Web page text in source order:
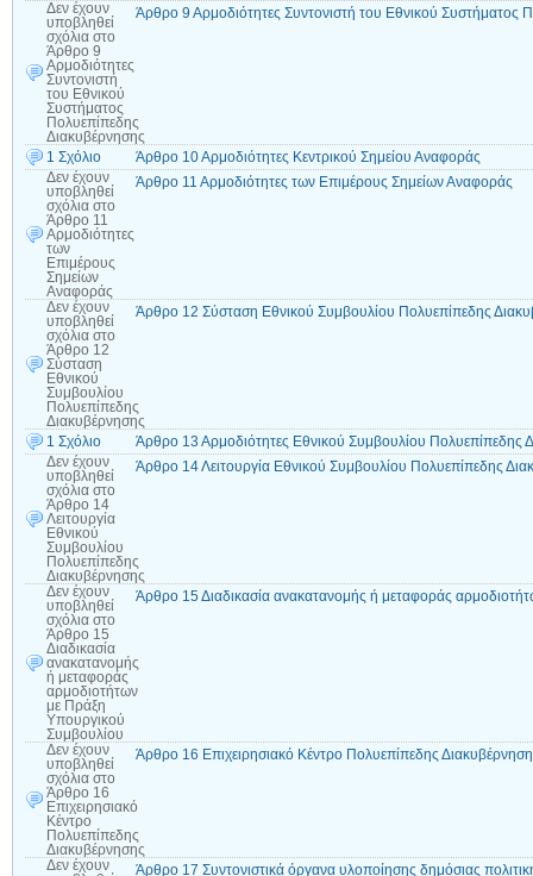
Δεν έχουν
υποβληθεί
σχόλια στο
Άρθρο 9
Αρμοδιότητες
Συντονιστή
του Εθνικού
Συστήματος
Πολυεπίπεδης
Διακυβέρνησης
Άρθρο 9 Αρμοδιότητες Συντονιστή του Εθνικού Συστήματος
1 Σχόλιο
Άρθρο 10 Αρμοδιότητες Κεντρικού Σημείου Αναφοράς
Δεν έχουν
υποβληθεί
σχόλια στο
Άρθρο 11
Αρμοδιότητες
των
Επιμέρους
Σημείων
Αναφοράς
Άρθρο 11 Αρμοδιότητες των Επιμέρους Σημείων Αναφοράς
Δεν έχουν
υποβληθεί
σχόλια στο
Άρθρο 12
Σύσταση
Εθνικού
Συμβουλίου
Πολυεπίπεδης
Διακυβέρνησης
Άρθρο 12 Σύσταση Εθνικού Συμβουλίου Πολυεπίπεδης
1 Σχόλιο
Άρθρο 13 Αρμοδιότητες Εθνικού Συμβουλίου Πολυεπίπεδης
Δεν έχουν
υποβληθεί
σχόλια στο
Άρθρο 14
Λειτουργία
Εθνικού
Συμβουλίου
Πολυεπίπεδης
Διακυβέρνησης
Άρθρο 14 Λειτουργία Εθνικού Συμβουλίου Πολυεπίπεδης
Δεν έχουν
υποβληθεί
σχόλια στο
Άρθρο 15
Διαδικασία
ανακατανομής
ή μεταφοράς
αρμοδιοτήτων
με Πράξη
Υπουργικού
Συμβουλίου
Άρθρο 15 Διαδικασία ανακατανομής ή μεταφοράς
Δεν έχουν
υποβληθεί
σχόλια στο
Άρθρο 16
Επιχειρησιακό
Κέντρο
Πολυεπίπεδης
Διακυβέρνησης
Άρθρο 16 Επιχειρησιακό Κέντρο Πολυεπίπεδης
Δεν έχουν
Άρθρο 17 Συντονιστικά όργανα υλοποίησης δημόσιας